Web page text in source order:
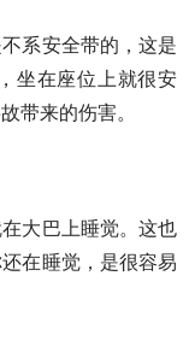
系安全带的，这是
坐在座位上就很安
带来的伤害。
大巴上睡觉。这也
在睡觉，是很容易